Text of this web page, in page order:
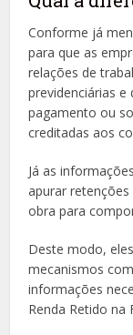
Conforme já
para que as
relações de
previdenciárias
pagamento ou
creditadas aos
Já as
apurar retenções
obra para
Deste modo,
mecanismos
informações
Renda Retido na